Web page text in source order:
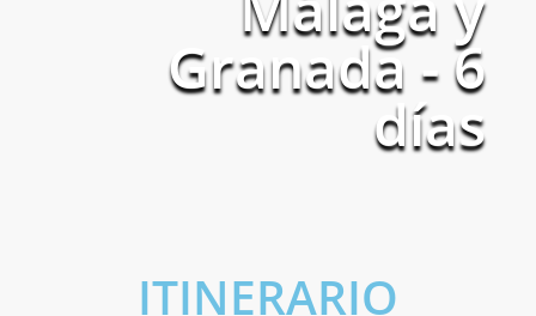
Granada - 6
días
ITINERARIO